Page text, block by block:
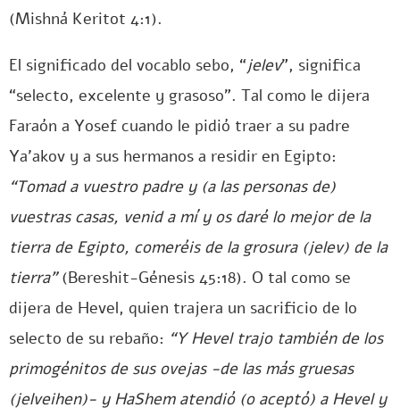
(Mishná Keritot 4:1).
El significado del vocablo sebo, “jelev”, significa
“selecto, excelente y grasoso”. Tal como le dijera
Faraón a Yosef cuando le pidió traer a su padre
Ya’akov y a sus hermanos a residir en Egipto:
“Tomad a vuestro padre y (a las personas de)
vuestras casas, venid a mí y os daré lo mejor de la
tierra de Egipto, comeréis de la grosura (jelev) de la
tierra”(Bereshit-Génesis 45:18). O tal como se
dijera de Hevel, quien trajera un sacrificio de lo
selecto de su rebaño: “Y Hevel trajo también de los
primogénitos de sus ovejas -de las más gruesas
(jelveihen)- y HaShem atendió (o aceptó) a Hevel y